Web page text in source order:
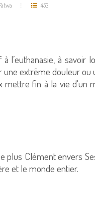
453
l’euthanasie, à
extrême douleur ou
fin à la vie d'un
plus Clément envers
et le monde entier.